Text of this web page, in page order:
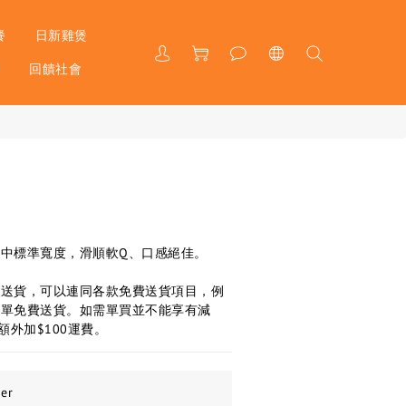
日新雞煲
回饋社會
標準寬度，滑順軟Q、口感絕佳。
貨，可以連同各款免費送貨項目，例
免費送貨。如需單買並不能享有減
外加$100運費。